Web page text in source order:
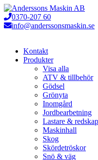
Hoppa
till
innehåll
0370-207 60
info@anderssonsmaskin.se
Kontakt
Produkter
Visa alla
ATV & tillbehör
Gödsel
Grönyta
Inomgård
Jordbearbetning
Lastare & redskap
Maskinhall
Skog
Skördetröskor
Snö & väg